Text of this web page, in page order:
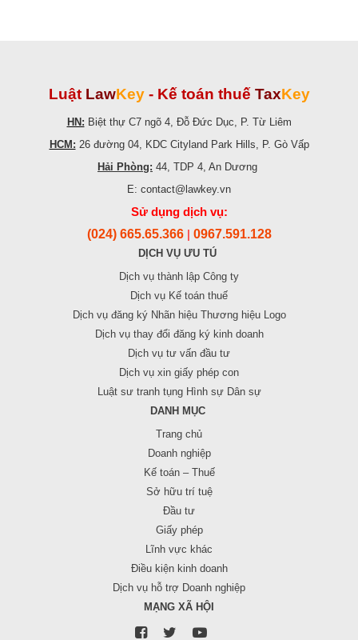
Luật LawKey - Kế toán thuế TaxKey
HN: Biệt thự C7 ngõ 4, Đỗ Đức Dục, P. Từ Liêm
HCM: 26 đường 04, KDC Cityland Park Hills, P. Gò Vấp
Hải Phòng: 44, TDP 4, An Dương
E: contact@lawkey.vn
Sử dụng dịch vụ:
(024) 665.65.366 0967.591.128
DỊCH VỤ ƯU TÚ
Dịch vụ thành lập Công ty
Dịch vụ Kế toán thuế
Dịch vụ đăng ký Nhãn hiệu Thương hiệu Logo
Dịch vụ thay đổi đăng ký kinh doanh
Dịch vụ tư vấn đầu tư
Dịch vụ xin giấy phép con
Luật sư tranh tụng Hình sự Dân sự
DANH MỤC
Trang chủ
Doanh nghiệp
Kế toán – Thuế
Sở hữu trí tuệ
Đầu tư
Giấy phép
Lĩnh vực khác
Điều kiện kinh doanh
Dịch vụ hỗ trợ Doanh nghiệp
MẠNG XÃ HỘI